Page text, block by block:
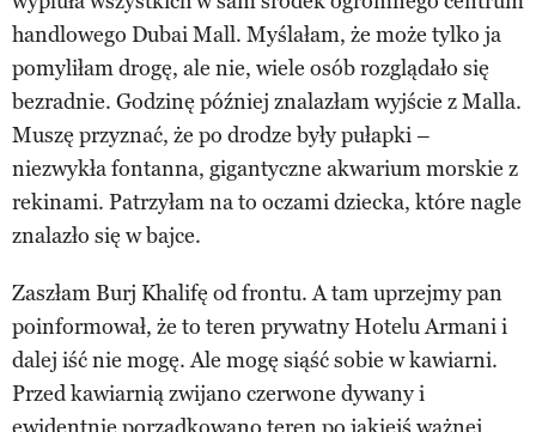
handlowego Dubai Mall. Myślałam, że może tylko ja
pomyliłam drogę, ale nie, wiele osób rozglądało się
bezradnie. Godzinę później znalazłam wyjście z Malla.
Muszę przyznać, że po drodze były pułapki –
niezwykła fontanna, gigantyczne akwarium morskie z
rekinami. Patrzyłam na to oczami dziecka, które nagle
znalazło się w bajce.
Zaszłam Burj Khalifę od frontu. A tam uprzejmy pan
poinformował, że to teren prywatny Hotelu Armani i
dalej iść nie mogę. Ale mogę siąść sobie w kawiarni.
Przed kawiarnią zwijano czerwone dywany i